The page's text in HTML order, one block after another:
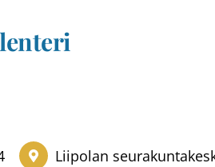
Liipolan